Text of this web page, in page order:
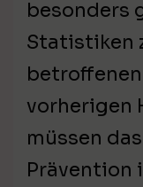
besonders
Statistiken
vorherigen
müssen
Prävention